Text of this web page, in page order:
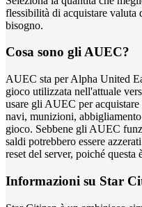
flessibilità di acquistare valuta
bisogno.
Cosa sono gli AUEC?
AUEC sta per Alpha United
gioco utilizzata nell'attuale
usare gli AUEC per
navi, munizioni,
gioco. Sebbene gli AUEC
saldi potrebbero essere
reset del server, poiché questa
Informazioni su Star